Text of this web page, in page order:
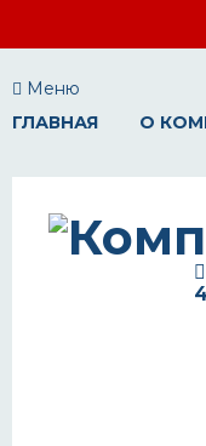
Меню
ГЛАВНАЯ
О